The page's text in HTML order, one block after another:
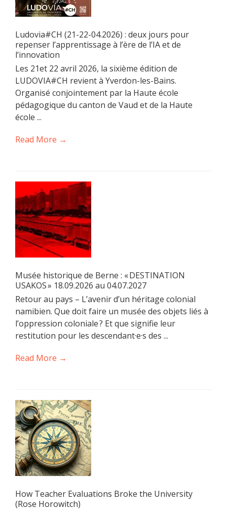
Ludovia#CH (21-22-04.2026) : deux jours pour
repenser l’apprentissage à l’ère de l’IA et de
l’innovation
Les 21et 22 avril 2026, la sixième édition de
LUDOVIA#CH revient à Yverdon-les-Bains.
Organisé conjointement par la Haute école
pédagogique du canton de Vaud et de la Haute
école ...
Read More →
Musée historique de Berne : « DESTINATION
USAKOS » 18.09.2026 au 04.07.2027
Retour au pays – L’avenir d’un héritage colonial
namibien. Que doit faire un musée des objets liés à
l’oppression coloniale ? Et que signifie leur
restitution pour les descendant·e·s des ...
Read More →
How Teacher Evaluations Broke the University
(Rose Horowitch)